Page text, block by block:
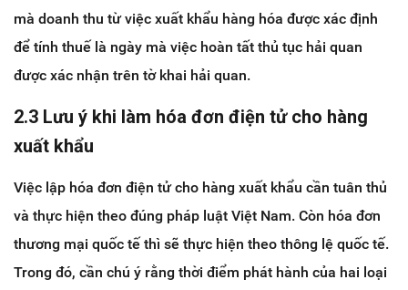
mà doanh thu từ việc xuất khẩu hàng hóa được xác định
để tính thuế là ngày mà việc hoàn tất thủ tục hải quan
được xác nhận trên tờ khai hải quan.
2.3 Lưu ý khi làm hóa đơn điện tử cho hàng
xuất khẩu
Việc lập hóa đơn điện tử cho hàng xuất khẩu cần tuân thủ
và thực hiện theo đúng pháp luật Việt Nam. Còn hóa đơn
thương mại quốc tế thì sẽ thực hiện theo thông lệ quốc tế.
Trong đó, cần chú ý rằng thời điểm phát hành của hai loại